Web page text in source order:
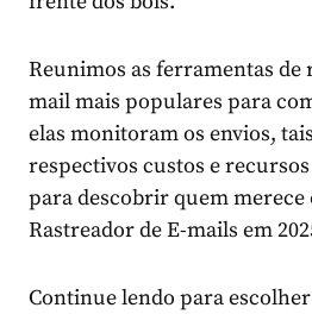
Reunimos as ferramentas de
mail mais populares para
elas monitoram os envios,
respectivos custos e
para descobrir quem
Rastreador de E-mails em
Continue lendo para